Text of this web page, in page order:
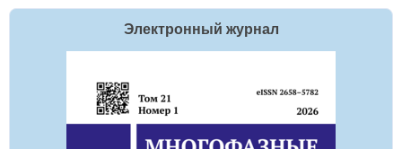
Электронный журнал